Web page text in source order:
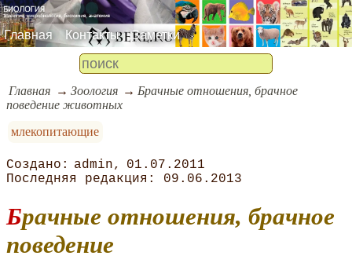
Главная Контакты Заметки
Главная Зоология
Брачные отношения, брачное
поведение животных
млекопитающие
admin
01.07.2011
09.06.2013
Брачные отношения, брачное
поведение